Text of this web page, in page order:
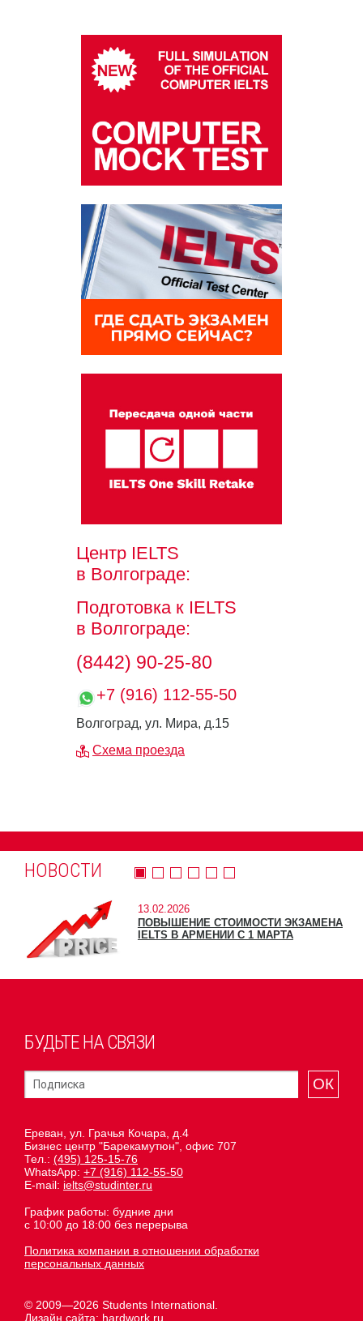
Центр IELTS
в Волгограде:
Подготовка к IELTS
в Волгограде:
(8442) 90-25-80
+7 (916) 112-55-50
Волгоград, ул. Мира, д.15
Схема проезда
НОВОСТИ
13.02.2026
ПОВЫШЕНИЕ СТОИМОСТИ ЭКЗАМЕНА
IELTS В АРМЕНИИ С 1 МАРТА
БУДЬТЕ НА СВЯЗИ
ОК
Ереван, ул. Грачья Кочара, д.4
Бизнес центр "Барекамутюн", офис 707
Тел.: (495) 125-15-76
WhatsApp: +7 (916) 112-55-50
E-mail: ielts@studinter.ru
График работы: будние дни
с 10:00 до 18:00 без перерыва
Политика компании в отношении обработки
персональных данных
© 2009—2026 Students International.
Дизайн сайта: hardwork.ru